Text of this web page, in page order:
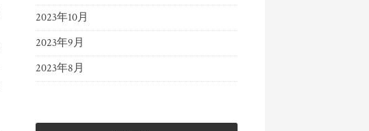
2023年10月
2023年9月
2023年8月